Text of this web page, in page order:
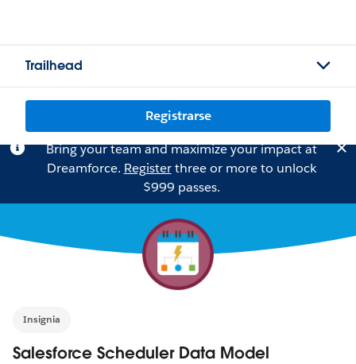
Trailhead
Registrarse
Bring your team and maximize your impact at
Dreamforce. Registerthree or more to unlock
$999 passes.
Insignia
Salesforce Scheduler Data Model